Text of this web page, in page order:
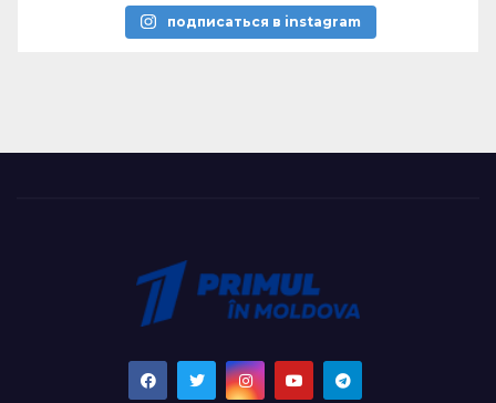
подписаться в instagram